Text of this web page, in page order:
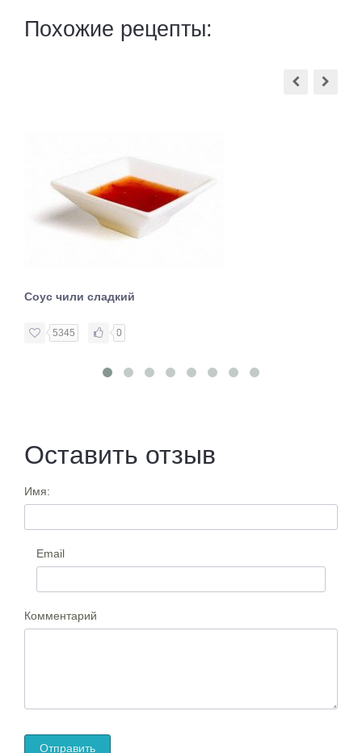
Похожие рецепты:
Соус чили сладкий
5345 0
Оставить отзыв
Имя:
Email
Комментарий